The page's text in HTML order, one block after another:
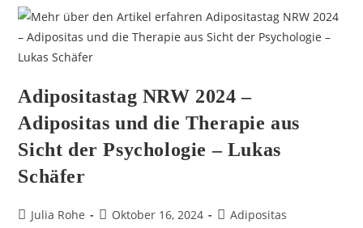
Adipositastag NRW 2024 –
Adipositas und die Therapie aus
Sicht der Psychologie – Lukas
Schäfer
Julia Rohe Oktober 16, 2024 Adipositas